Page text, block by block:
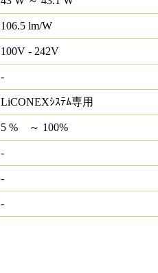
106.5 lm/W
100V - 242V
-
LiCONEXｼｽﾃﾑ専用
5 % ～ 100%
-
-
-